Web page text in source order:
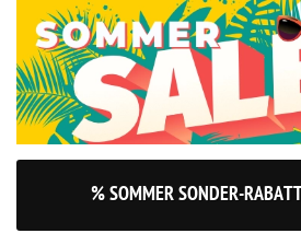
% SOMMER SONDER-